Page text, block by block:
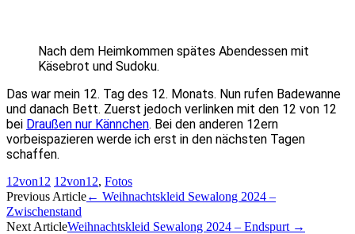
Nach dem Heimkommen spätes Abendessen mit
Käsebrot und Sudoku.
Das war mein 12. Tag des 12. Monats. Nun rufen Badewanne
und danach Bett. Zuerst jedoch verlinken mit den 12 von 12
bei Draußen nur Kännchen. Bei den anderen 12ern
vorbeispazieren werde ich erst in den nächsten Tagen
schaffen.
12von12 12von12, Fotos
Artikel-
Navigation
Previous Article← Weihnachtskleid Sewalong 2024 –
Zwischenstand
Next ArticleWeihnachtskleid Sewalong 2024 – Endspurt →